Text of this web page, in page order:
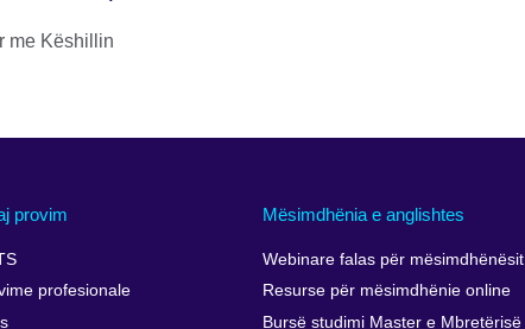
me Këshillin
provim
profesionale
Mësimdhënia e anglishtes
Webinare falas për mësimdhënësit
Resurse për mësimdhënie online
Bursë studimi Master e Mbretërisë